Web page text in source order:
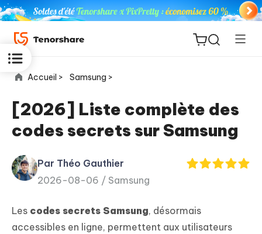
for iOS
PDNob
Editor
Accueil > Samsung >
[2026] Liste complète des
codes secrets sur Samsung
Par Théo Gauthier
2026-08-06 / Samsung
Les codes secrets Samsung, désormais
accessibles en ligne, permettent aux utilisateurs